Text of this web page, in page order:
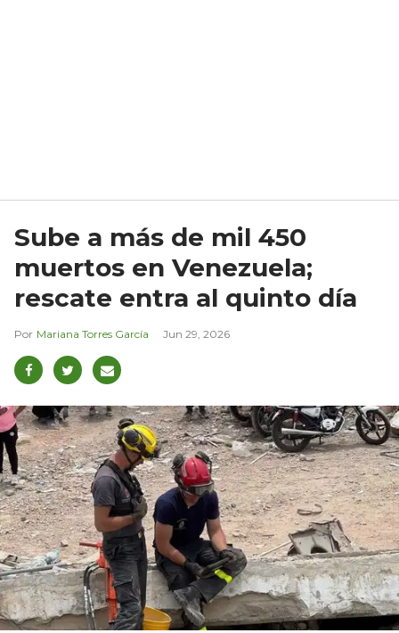
Sube a más de mil 450
muertos en Venezuela;
rescate entra al quinto día
Mariana Torres García Jun 29, 2026